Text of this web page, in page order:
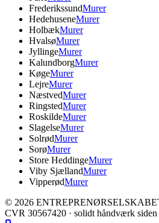
FrederikssundMurer
HedehuseneMurer
HolbækMurer
HvalsøMurer
JyllingeMurer
KalundborgMurer
KøgeMurer
LejreMurer
NæstvedMurer
RingstedMurer
RoskildeMurer
SlagelseMurer
SolrødMurer
SorøMurer
Store HeddingeMurer
Viby SjællandMurer
VipperødMurer
© 2026
CVR 30567420 · solidt håndværk siden